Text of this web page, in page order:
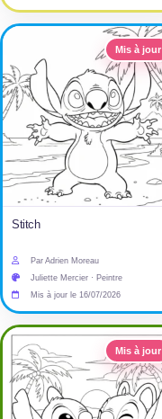
Mis à jour
Stitch
Par Adrien Moreau
Juliette Mercier · Peintre
Mis à jour le 16/07/2026
Mis à jour